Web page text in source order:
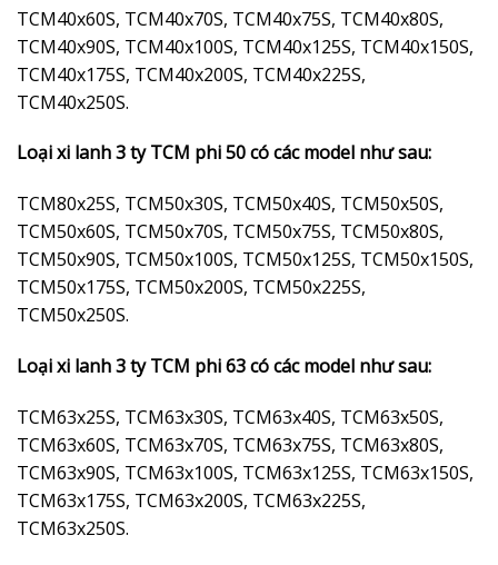
TCM40x60S, TCM40x70S, TCM40x75S, TCM40x80S,
TCM40x90S, TCM40x100S, TCM40x125S, TCM40x150S,
TCM40x175S, TCM40x200S, TCM40x225S,
TCM40x250S.
Loại xi lanh 3 ty TCM phi 50 có các model như sau:
TCM80x25S, TCM50x30S, TCM50x40S, TCM50x50S,
TCM50x60S, TCM50x70S, TCM50x75S, TCM50x80S,
TCM50x90S, TCM50x100S, TCM50x125S, TCM50x150S,
TCM50x175S, TCM50x200S, TCM50x225S,
TCM50x250S.
Loại xi lanh 3 ty TCM phi 63 có các model như sau:
TCM63x25S, TCM63x30S, TCM63x40S, TCM63x50S,
TCM63x60S, TCM63x70S, TCM63x75S, TCM63x80S,
TCM63x90S, TCM63x100S, TCM63x125S, TCM63x150S,
TCM63x175S, TCM63x200S, TCM63x225S,
TCM63x250S.